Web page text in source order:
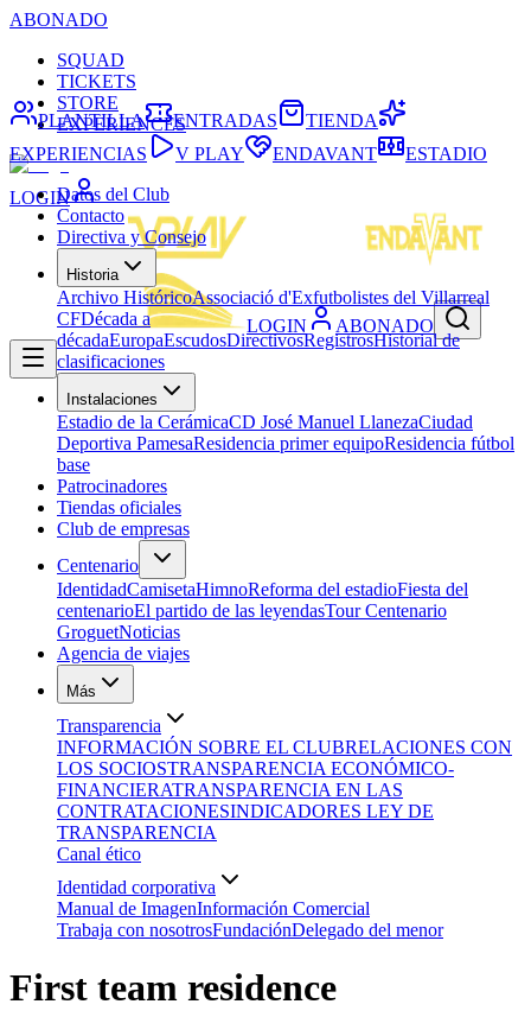
ABONADO
SQUAD
TICKETS
STORE
EXPERIENCES
LOGIN
LOGIN ABONADO
PLANTILLA ENTRADAS
TIENDA
EXPERIENCIAS
V PLAY ENDAVANT
ESTADIO
Datos del Club
Contacto
Directiva y Consejo
Historia
Archivo HistóricoAssociació d'Exfutbolistes del Villarreal
CFDécada a
décadaEuropaEscudosDirectivosRegistrosHistorial de
clasificaciones
Instalaciones
Estadio de la CerámicaCD José Manuel LlanezaCiudad
Deportiva PamesaResidencia primer equipoResidencia fútbol
base
Patrocinadores
Tiendas oficiales
Club de empresas
Centenario
IdentidadCamisetaHimnoReforma del estadioFiesta del
centenarioEl partido de las leyendasTour Centenario
GroguetNoticias
Agencia de viajes
Más
Transparencia
INFORMACIÓN SOBRE EL CLUBRELACIONES CON
LOS SOCIOSTRANSPARENCIA ECONÓMICO-
FINANCIERATRANSPARENCIA EN LAS
CONTRATACIONESINDICADORES LEY DE
TRANSPARENCIA
Canal ético
Identidad corporativa
Manual de ImagenInformación Comercial
Trabaja con nosotrosFundaciónDelegado del menor
First team residence